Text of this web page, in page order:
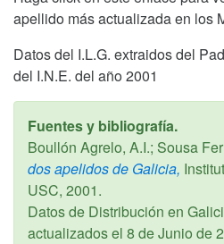
apellido más actualizada en los
Datos del I.L.G. extraidos del
del I.N.E. del año 2001
Fuentes y bibliografía.
Boullón Agrelo, A.I.; Sousa
dos apelidos de Galicia,
USC, 2001.
Datos de Distribución en
actualizados el 8 de Junio de